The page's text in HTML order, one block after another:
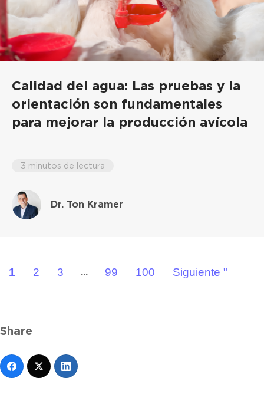
Calidad del agua: Las pruebas y la
orientación son fundamentales
para mejorar la producción avícola
3 minutos de lectura
Dr. Ton Kramer
1 2 3 ... 99 100 Siguiente "
Share